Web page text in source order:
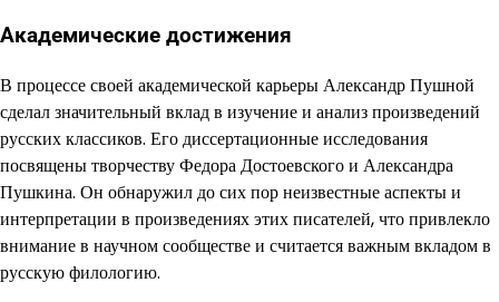
Академические достижения
В процессе своей академической карьеры Александр Пушной
сделал значительный вклад в изучение и анализ произведений
русских классиков. Его диссертационные исследования
посвящены творчеству Федора Достоевского и Александра
Пушкина. Он обнаружил до сих пор неизвестные аспекты и
интерпретации в произведениях этих писателей, что привлекло
внимание в научном сообществе и считается важным вкладом в
русскую филологию.